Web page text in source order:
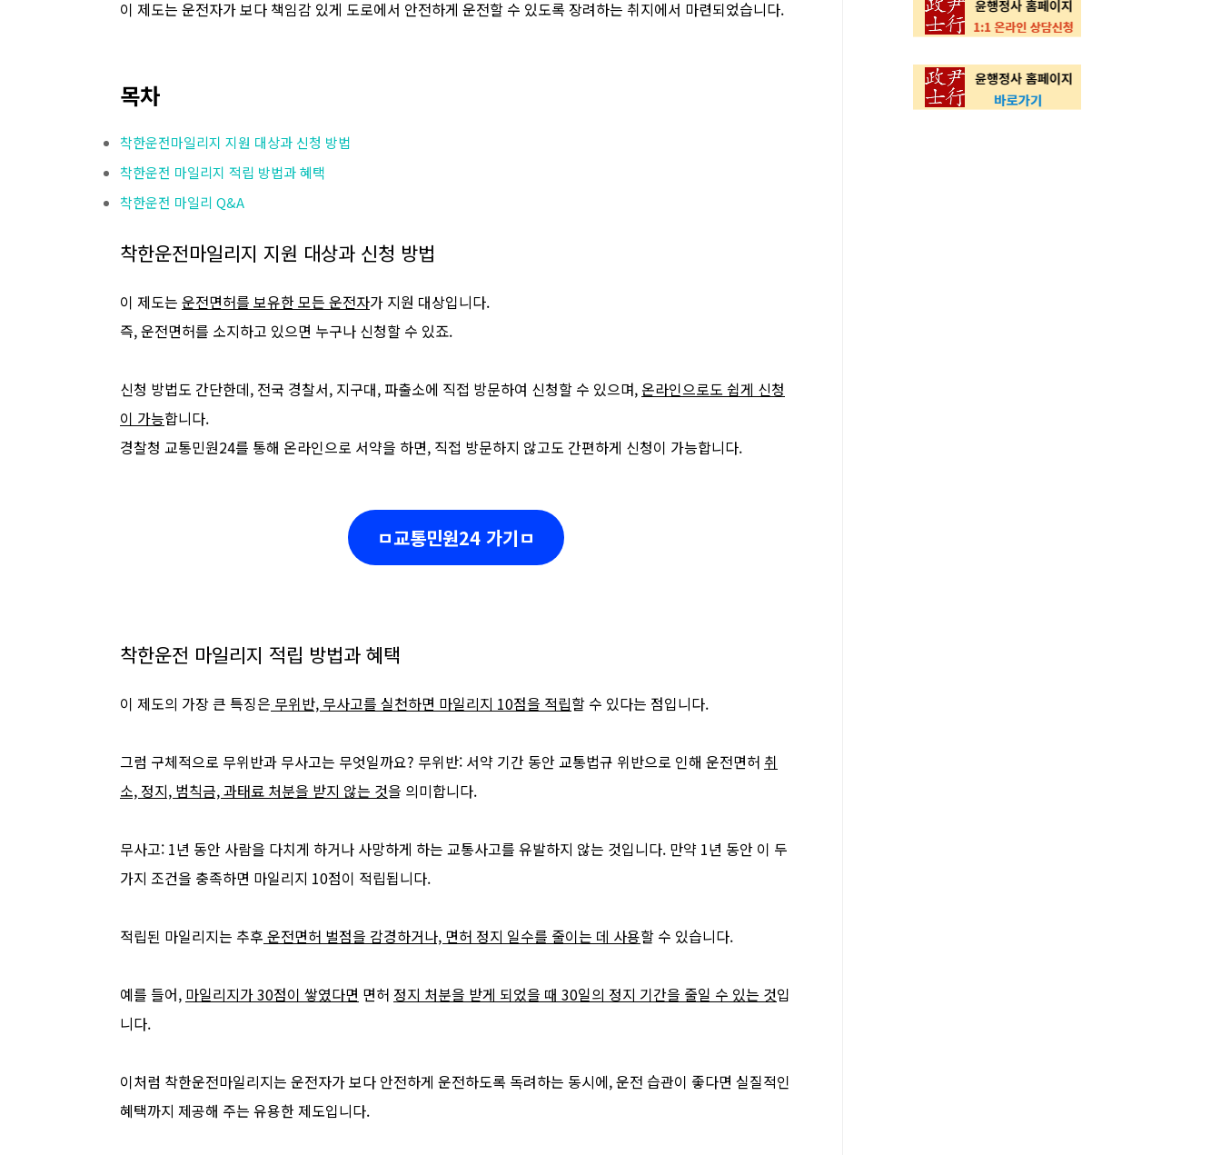
이 제도는 운전자가 보다 책임감 있게 도로에서 안전하게 운전할 수 있도록 장려하는 취지에서 마련되었습니다.
목차
착한운전마일리지 지원 대상과 신청 방법
착한운전 마일리지 적립 방법과 혜택
착한운전 마일리 Q&A
착한운전마일리지 지원 대상과 신청 방법
이 제도는 운전면허를 보유한 모든 운전자가 지원 대상입니다.
즉, 운전면허를 소지하고 있으면 누구나 신청할 수 있죠.
신청 방법도 간단한데, 전국 경찰서, 지구대, 파출소에 직접 방문하여 신청할 수 있으며, 온라인으로도 쉽게 신청
이 가능합니다.
경찰청 교통민원24를 통해 온라인으로 서약을 하면, 직접 방문하지 않고도 간편하게 신청이 가능합니다.
ㅁ교통민원24 가기ㅁ
착한운전 마일리지 적립 방법과 혜택
이 제도의 가장 큰 특징은 무위반, 무사고를 실천하면 마일리지 10점을 적립할 수 있다는 점입니다.
그럼 구체적으로 무위반과 무사고는 무엇일까요? 무위반: 서약 기간 동안 교통법규 위반으로 인해 운전면허 취
소, 정지, 범칙금, 과태료 처분을 받지 않는 것을 의미합니다.
무사고: 1년 동안 사람을 다치게 하거나 사망하게 하는 교통사고를 유발하지 않는 것입니다. 만약 1년 동안 이 두
가지 조건을 충족하면 마일리지 10점이 적립됩니다.
적립된 마일리지는 추후 운전면허 벌점을 감경하거나, 면허 정지 일수를 줄이는 데 사용할 수 있습니다.
예를 들어, 마일리지가 30점이 쌓였다면 면허 정지 처분을 받게 되었을 때 30일의 정지 기간을 줄일 수 있는 것입
니다.
이처럼 착한운전마일리지는 운전자가 보다 안전하게 운전하도록 독려하는 동시에, 운전 습관이 좋다면 실질적인
혜택까지 제공해 주는 유용한 제도입니다.